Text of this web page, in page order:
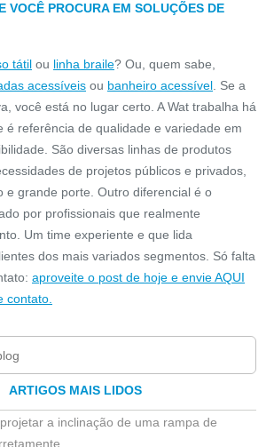
VOCÊ PROCURA EM SOLUÇÕES DE
tátil ou linha braile? Ou, quem sabe,
acessíveis ou banheiro acessível . Se a
você está no lugar certo. A Wat trabalha há
é referência de qualidade e variedade em
São diversas linhas de produtos
de projetos públicos e privados,
e grande porte. Outro diferencial é o
por profissionais que realmente
Um time experiente e que lida
dos mais variados segmentos. Só falta
aproveite o post de hoje e envie AQUI
contato.
ARTIGOS MAIS LIDOS
a inclinação de uma rampa de